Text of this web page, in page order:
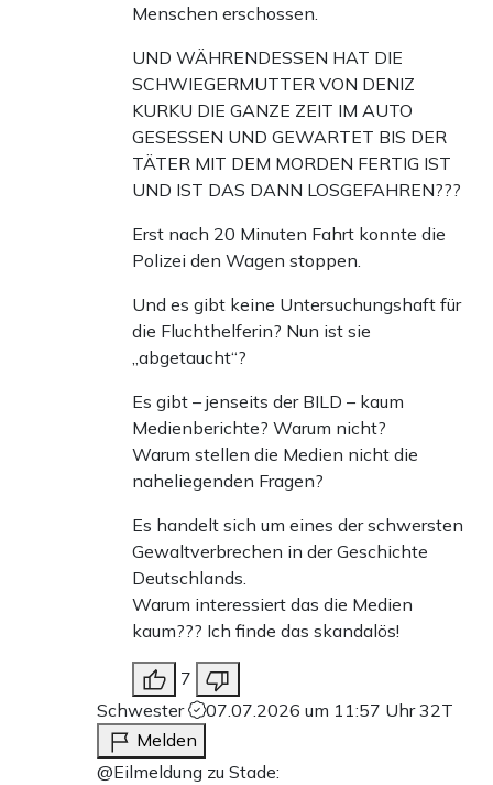
Menschen erschossen.
UND WÄHRENDESSEN HAT DIE
SCHWIEGERMUTTER VON DENIZ
KURKU DIE GANZE ZEIT IM AUTO
GESESSEN UND GEWARTET BIS DER
TÄTER MIT DEM MORDEN FERTIG IST
UND IST DAS DANN LOSGEFAHREN???
Erst nach 20 Minuten Fahrt konnte die
Polizei den Wagen stoppen.
Und es gibt keine Untersuchungshaft für
die Fluchthelferin? Nun ist sie
„abgetaucht“?
Es gibt – jenseits der BILD – kaum
Medienberichte? Warum nicht?
Warum stellen die Medien nicht die
naheliegenden Fragen?
Es handelt sich um eines der schwersten
Gewaltverbrechen in der Geschichte
Deutschlands.
Warum interessiert das die Medien
kaum??? Ich finde das skandalös!
7
Schwester
07.07.2026 um 11:57 Uhr32T
Melden
@Eilmeldung zu Stade: